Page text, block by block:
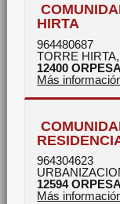
HIRTA
964480687
TORRE
12400 ORPESA
Más
964304623
12594 ORPESA
Más